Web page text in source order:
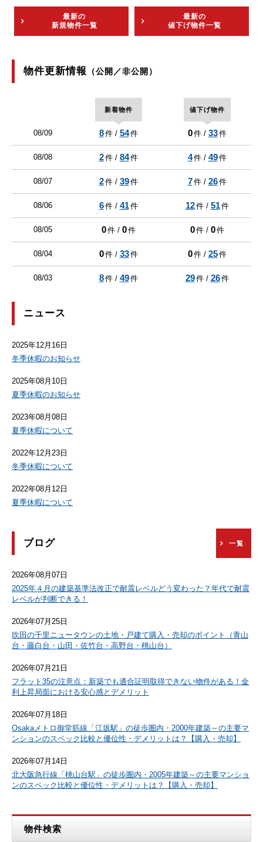
最新の
新規物件一覧
最新の
値下げ物件一覧
物件更新情報 （公開／非公開）
新着物件 値下げ物件
08/09 8件 / 54件 0件 / 33件
08/08 2件 / 84件 4件 / 49件
08/07 2件 / 39件 7件 / 26件
08/06 6件 / 41件 12件 / 51件
08/05 0件 / 0件 0件 / 0件
08/04 0件 / 33件 0件 / 25件
08/03 8件 / 49件 29件 / 26件
ニュース
2025年12月16日
冬季休暇のお知らせ
2025年08月10日
夏季休暇のお知らせ
2023年08月08日
夏季休暇について
2022年12月23日
冬季休暇について
2022年08月12日
夏季休暇について
ブログ 一覧
2026年08月07日
2025年４月の建築基準法改正で耐震レベルどう変わった？年代で耐震
レベルが判断できる！
2026年07月25日
吹田の千里ニュータウンの土地・戸建て購入・売却のポイント（青山
台・藤白台・山田・佐竹台・高野台・桃山台）
2026年07月21日
フラット35の注意点：新築でも適合証明取得できない物件がある！金
利上昇局面における安心感とデメリット
2026年07月18日
Osakaメトロ御堂筋線「江坂駅」の徒歩圏内・2000年建築～の主要マ
ンションのスペック比較と優位性・デメリットは？【購入・売却】
2026年07月14日
北大阪急行線「桃山台駅」の徒歩圏内・2005年建築～の主要マンショ
ンのスペック比較と優位性・デメリットは？【購入・売却】
物件検索